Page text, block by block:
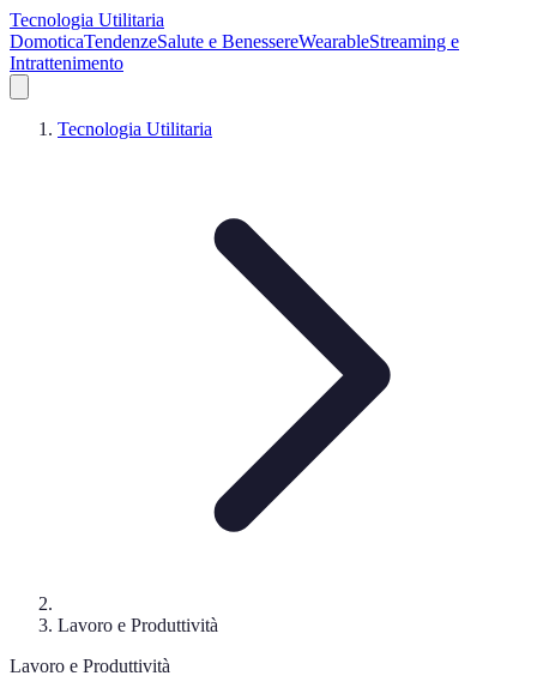
Tecnologia Utilitaria
DomoticaTendenzeSalute e BenessereWearableStreaming e
Intrattenimento
Tecnologia Utilitaria
Lavoro e Produttività
Lavoro e Produttività